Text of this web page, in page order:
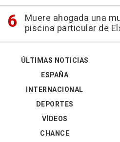
Muere ahogada una
piscina particular de
ÚLTIMAS NOTICIAS
ESPAÑA
INTERNACIONAL
DEPORTES
VÍDEOS
CHANCE